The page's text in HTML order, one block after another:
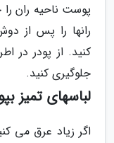
پوست ناحیه ران
رانها را پس از
کنید. از پودر در
جلوگیری کنید.
لباسهای تمیز
اگر زیاد عرق می